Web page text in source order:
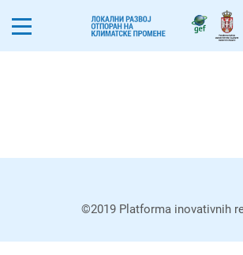
©2019 Platforma inovativnih